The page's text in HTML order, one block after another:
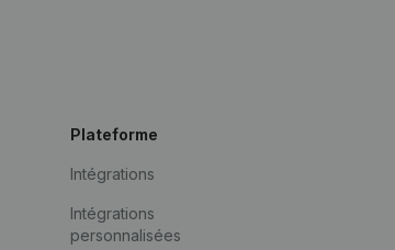
Plateforme
Intégrations
Intégrations
personnalisées